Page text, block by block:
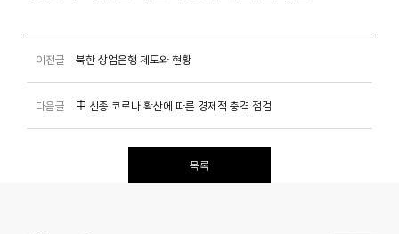
이전글 북한 상업은행 제도와 현황
다음글 中 신종 코로나 확산에 따른 경제적 충격 점검
목록